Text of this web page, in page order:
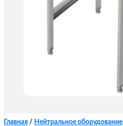
Главная / Нейтральное оборудование